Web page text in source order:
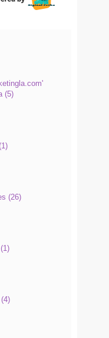
(5)
1)
(26)
(1 )
(4)